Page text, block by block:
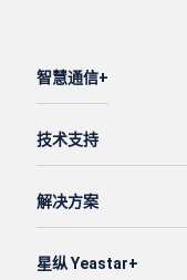
智慧通信
技术支持
解决方案
星纵 Yeastar